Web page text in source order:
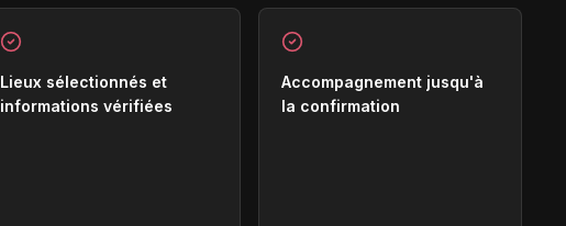
Lieux sélectionnés et
informations vérifiées
Accompagnement jusqu'à
la confirmation